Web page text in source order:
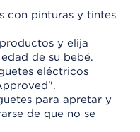
con pinturas y tintes
y elija
de su bebé.
eléctricos
para apretar y
de que no se